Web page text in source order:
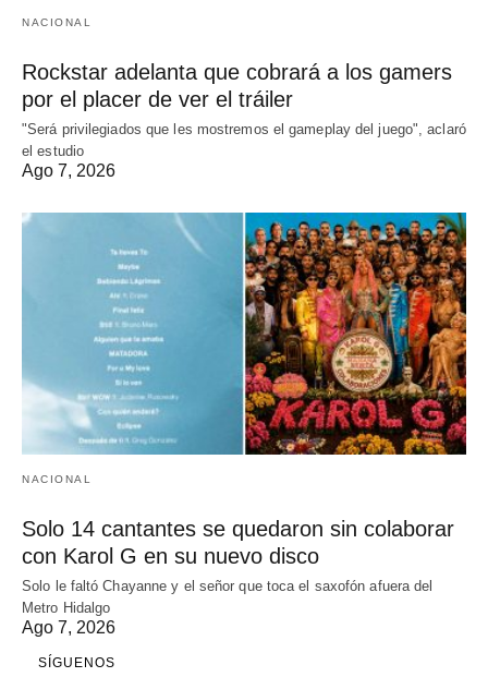
NACIONAL
Rockstar adelanta que cobrará a los gamers
por el placer de ver el tráiler
"Será privilegiados que les mostremos el gameplay del juego", aclaró
el estudio
Ago 7, 2026
NACIONAL
Solo 14 cantantes se quedaron sin colaborar
con Karol G en su nuevo disco
Solo le faltó Chayanne y el señor que toca el saxofón afuera del
Metro Hidalgo
Ago 7, 2026
SÍGUENOS